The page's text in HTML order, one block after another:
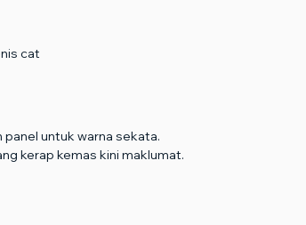
cat
untuk warna sekata.
kerap kemas kini maklumat.